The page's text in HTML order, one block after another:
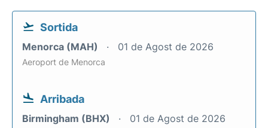
Sortida
Menorca (MAH) 01 de Agost de 2026
Aeroport de Menorca
Arribada
Birmingham (BHX) 01 de Agost de 2026